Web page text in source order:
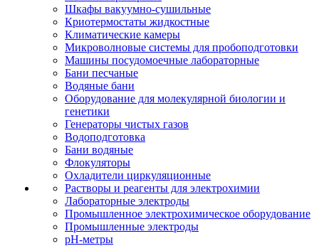
Шкафы вакуумно-сушильные
Криотермостаты жидкостные
Климатические камеры
Микроволновые системы для пробоподготовки
Машины посудомоечные лабораторные
Бани песчаные
Водяные бани
Оборудование для молекулярной биологии и
генетики
Генераторы чистых газов
Водоподготовка
Бани водяные
Флокуляторы
Охладители циркуляционные
Растворы и реагенты для электрохимии
Лабораторные электроды
Промышленное электрохимическое оборудование
Промышленные электроды
pH-метры